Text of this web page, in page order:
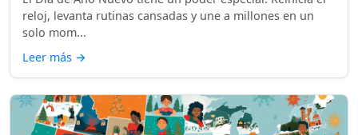
reloj, levanta rutinas cansadas y une a millones en un
solo mom...
Leer más →